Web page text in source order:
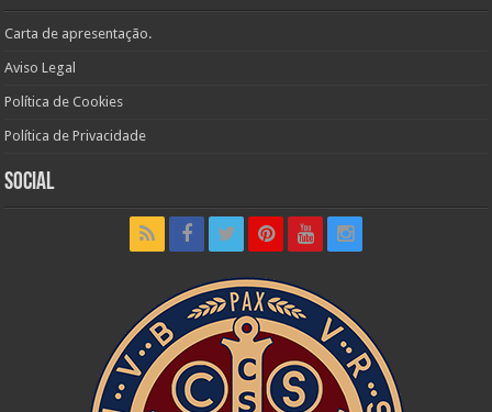
Carta de apresentação.
Aviso Legal
Política de Cookies
Política de Privacidade
Social